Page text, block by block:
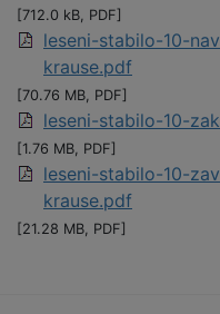
[712.0 kB, PDF]
leseni-stabilo-10-
krause.pdf
[70.76 MB, PDF]
leseni-stabilo-10-
[1.76 MB, PDF]
leseni-stabilo-10-
krause.pdf
[21.28 MB, PDF]